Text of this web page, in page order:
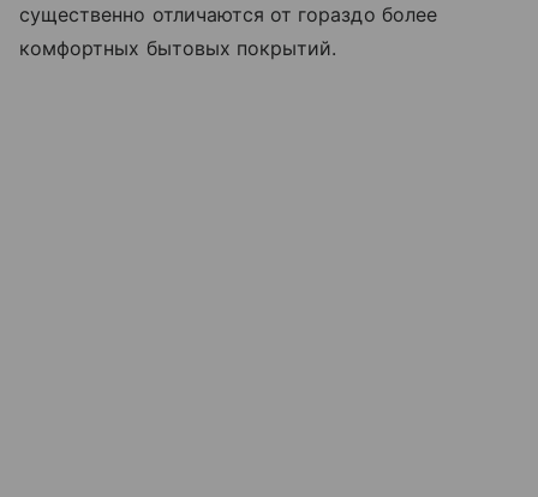
существенно отличаются от гораздо более
комфортных бытовых покрытий.